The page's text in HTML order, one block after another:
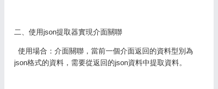
二、使用json提取器實現介面關聯
使用場合：介面關聯，當前一個介面返回的資料型別為
json格式的資料，需要從返回的json資料中提取資料。